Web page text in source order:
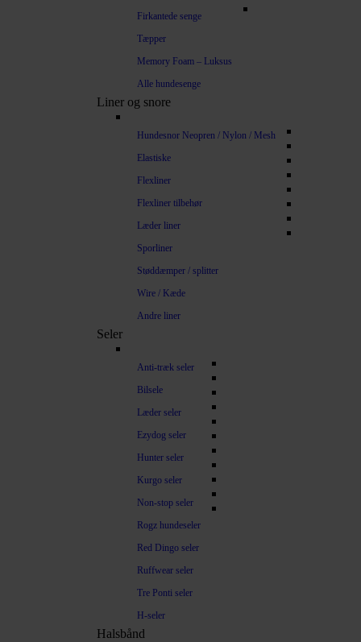
Firkantede senge
Tæpper
Memory Foam – Luksus
Alle hundesenge
Liner og snore
Hundesnor Neopren / Nylon / Mesh
Elastiske
Flexliner
Flexliner tilbehør
Læder liner
Sporliner
Støddæmper / splitter
Wire / Kæde
Andre liner
Seler
Anti-træk seler
Bilsele
Læder seler
Ezydog seler
Hunter seler
Kurgo seler
Non-stop seler
Rogz hundeseler
Red Dingo seler
Ruffwear seler
Tre Ponti seler
H-seler
Halsbånd